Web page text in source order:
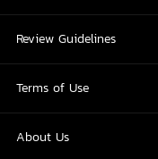
Review Guidelines
Terms of Use
About Us